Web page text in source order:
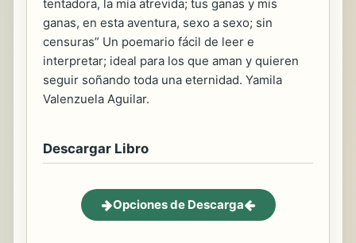
tentadora, la mía atrevida; tus ganas y mis
ganas, en esta aventura, sexo a sexo; sin
censuras” Un poemario fácil de leer e
interpretar; ideal para los que aman y quieren
seguir soñando toda una eternidad. Yamila
Valenzuela Aguilar.
Descargar Libro
Opciones de Descarga